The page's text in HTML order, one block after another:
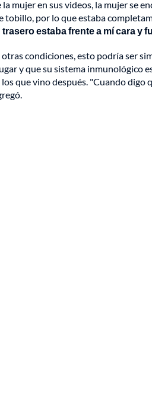
la mujer en sus videos, la mujer se
tobillo, por lo que estaba
trasero estaba frente a mí cara y
condiciones, esto podría ser
y que su sistema inmunológico
que vino después. "Cuando digo